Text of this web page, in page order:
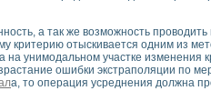
на основе акустической
а так же возможность проводить
критерию отыскивается одним из
унимодальном участке изменения
ошибки экстраполяции по
а, то операция усреднения должна